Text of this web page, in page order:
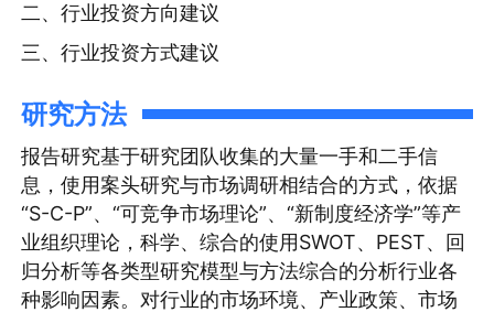
二、行业投资方向建议
三、行业投资方式建议
研究方法
报告研究基于研究团队收集的大量一手和二手信
息，使用案头研究与市场调研相结合的方式，依据
“S-C-P”、“可竞争市场理论”、“新制度经济学”等产
业组织理论，科学、综合的使用SWOT、PEST、回
归分析等各类型研究模型与方法综合的分析行业各
种影响因素。对行业的市场环境、产业政策、市场